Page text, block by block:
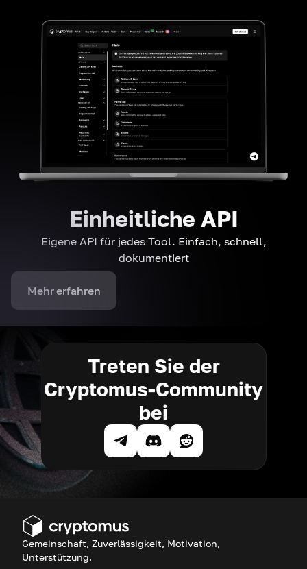
Einheitliche API
Eigene API für jedes Tool. Einfach, schnell,
dokumentiert
Mehr erfahren
Treten Sie der
Cryptomus-Community
bei
Gemeinschaft, Zuverlässigkeit, Motivation,
Unterstützung.